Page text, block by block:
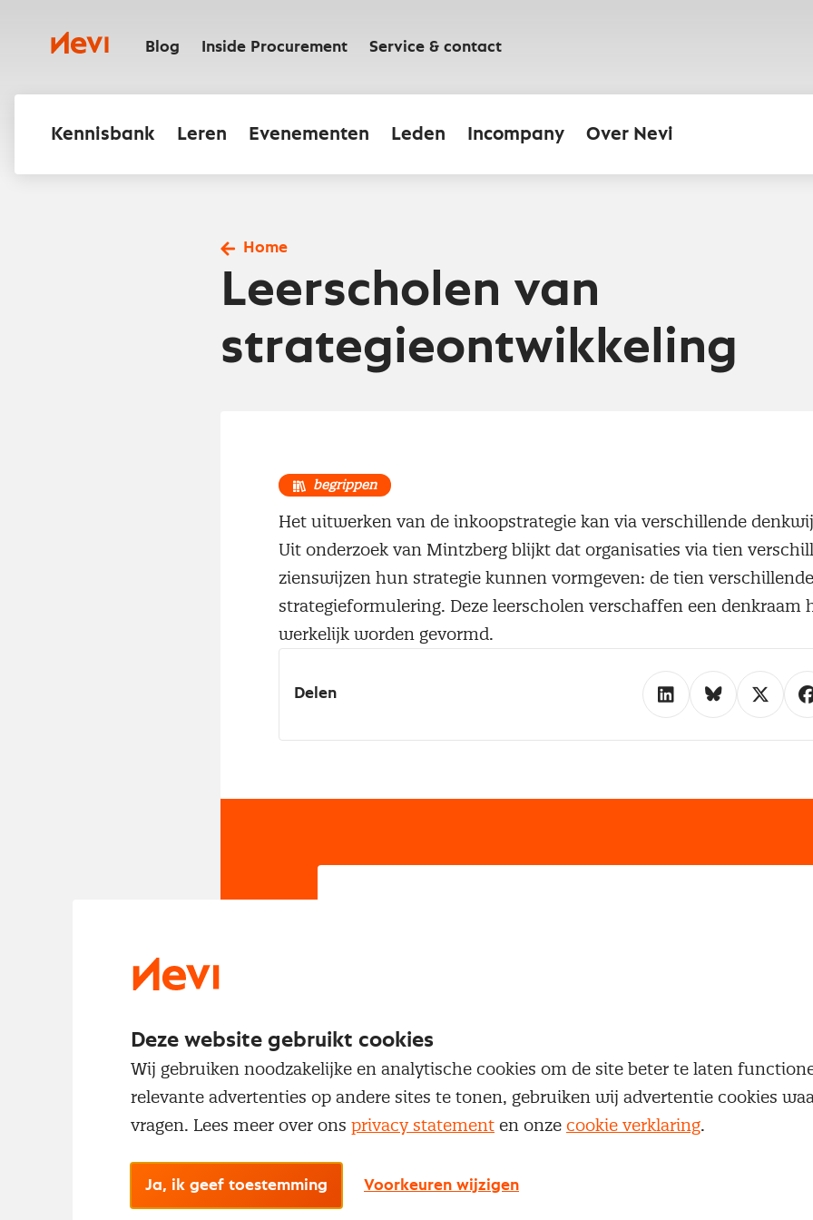
inhoudNevi Blog Inside Procurement Service & contact
Kennisbank Leren Evenementen Leden Incompany Over Nevi
Home
Leerscholen van
strategieontwikkeling
begrippen
Het uitwerken van de inkoopstrategie kan via verschillende
Uit onderzoek van Mintzberg blijkt dat organisaties via tien
zienswijzen hun strategie kunnen vormgeven: de tien
strategieformulering. Deze leerscholen verschaffen een denkraam
werkelijk worden gevormd.
Delen
Inloggen
Deze website gebruikt cookies
Wij gebruiken noodzakelijke en analytische cookies om de site beter te laten
relevante advertenties op andere sites te tonen, gebruiken wij advertentie cookies
vragen. Lees meer over ons privacy statement en onze cookie verklaring.
Ja, ik geef toestemming Voorkeuren wijzigen